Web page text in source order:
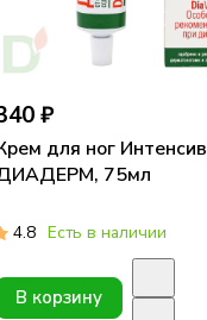
₽
для ног Интенсив
75мл
4.8 Есть в наличии
В корзину